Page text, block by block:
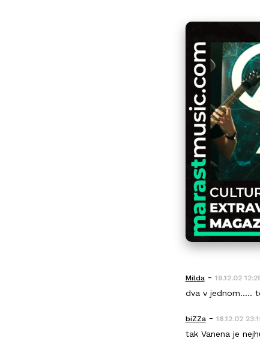
Milda- 19.12.02
dva v jednom.....
biZZa- 18.12.02
tak Vanena je